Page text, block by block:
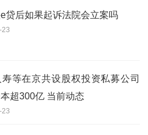
贷后如果起诉法院会立案吗
23
等在京共设股权投资私募公司
超300亿 当前动态
23